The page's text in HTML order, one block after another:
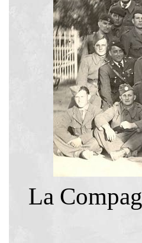
La